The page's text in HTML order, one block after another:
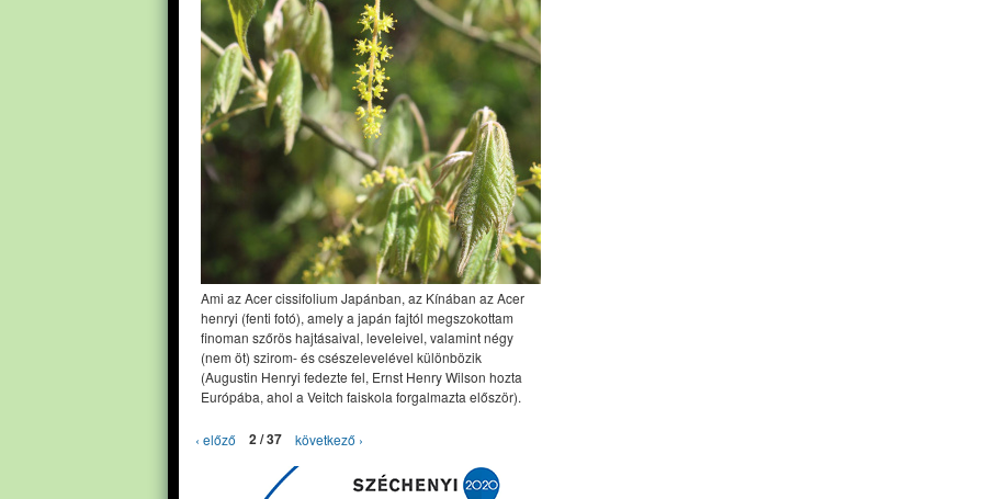
Ami az Acer cissifolium Japánban, az Kínában az Acer
henryi (fenti fotó), amely a japán fajtól megszokottam
finoman szőrös hajtásaival, leveleivel, valamint négy
(nem öt) szirom- és csészelevelével különbözik
(Augustin Henryi fedezte fel, Ernst Henry Wilson hozta
Európába, ahol a Veitch faiskola forgalmazta először).
‹ előző 2 / 37 következő ›